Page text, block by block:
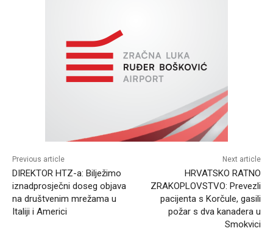
Previous article
DIREKTOR HTZ-a: Bilježimo
iznadprosječni doseg objava
na društvenim mrežama u
Italiji i Americi
Next article
HRVATSKO RATNO
ZRAKOPLOVSTVO: Prevezli
pacijenta s Korčule, gasili
požar s dva kanadera u
Smokvici